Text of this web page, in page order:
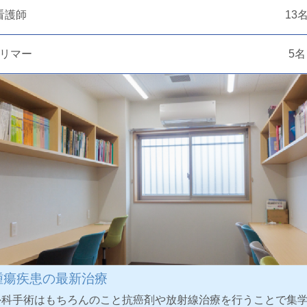
護師 13
マー 5名
瘍疾患の最新治療
手術はもちろんのこと抗癌剤や放射線治療を行うことで集